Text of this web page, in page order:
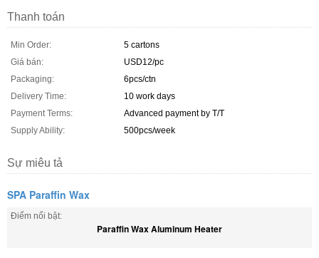
Thanh toán
Min Order:
5 cartons
Giá bán:
USD12/pc
Packaging:
6pcs/ctn
Delivery Time:
10 work days
Payment Terms:
Advanced payment by T/T
Supply Ability:
500pcs/week
Sự miêu tả
SPA Paraffin Wax
Điểm nổi bật:
Paraffin Wax Aluminum Heater